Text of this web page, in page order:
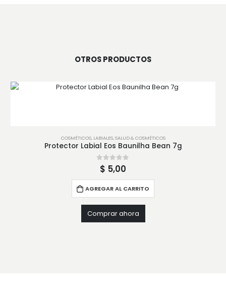
OTROS PRODUCTOS
COSMÉTICOS, LABIALES,SALUD & COSMÉTICOS
Protector Labial Eos Baunilha Bean 7g
0out of 5
$ 5,00
AGREGAR AL CARRITO
Comprar ahora